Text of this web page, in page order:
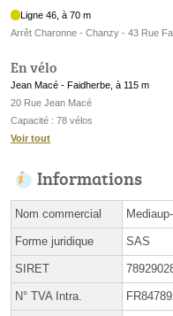
Ligne 46, à 70 m
Arrêt Charonne - Chanzy - 43 Rue
En vélo
Jean Macé - Faidherbe, à 115 m
20 Rue Jean Macé
Capacité : 78 vélos
Voir tout
Informations
Nom commercial
Forme juridique SAS
SIRET
N° TVA Intra.